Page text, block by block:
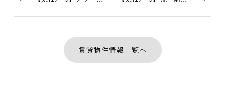
賃貸物件情報一覧へ